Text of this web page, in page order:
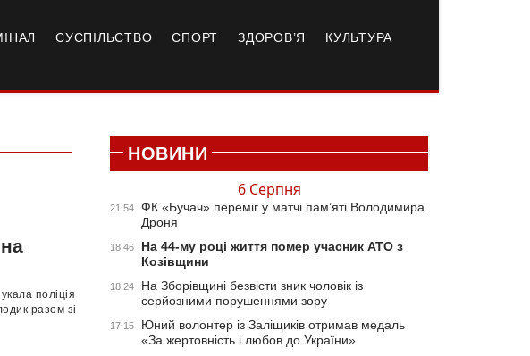
СУСПІЛЬСТВО СПОРТ ЗДОРОВ’Я КУЛЬТУРА
поліція
разом зі
НОВИНИ
6 Серпня
21:54
ФК «Бучач» переміг у матчі пам’яті Володимира
Дроня
18:46
На 44-му році життя помер учасник АТО з
Козівщини
18:24
На Зборівщині безвісти зник чоловік із
серйозними порушеннями зору
17:15
Юний волонтер із Заліщиків отримав медаль
«За жертовність і любов до України»